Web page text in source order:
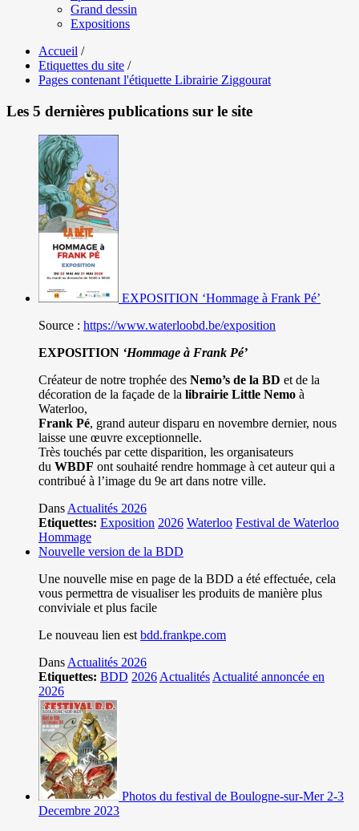
Grand dessin
Expositions
Accueil /
Etiquettes du site /
Pages contenant l'étiquette Librairie Ziggourat
Les 5 dernières publications sur le site
EXPOSITION ‘Hommage à Frank Pé’
Source : https://www.waterloobd.be/exposition
EXPOSITION ‘Hommage à Frank Pé’
Créateur de notre trophée des Nemo’s de la BD et de la
décoration de la façade de la librairie Little Nemo à
Waterloo,
Frank Pé, grand auteur disparu en novembre dernier, nous
laisse une œuvre exceptionnelle.
Très touchés par cette disparition, les organisateurs
du WBDF ont souhaité rendre hommage à cet auteur qui a
contribué à l’image du 9e art dans notre ville.
Dans Actualités 2026
Etiquettes: Exposition 2026 Waterloo Festival de Waterloo
Hommage
Nouvelle version de la BDD
Une nouvelle mise en page de la BDD a été effectuée, cela
vous permettra de visualiser les produits de manière plus
conviviale et plus facile
Le nouveau lien est bdd.frankpe.com
Dans Actualités 2026
Etiquettes: BDD 2026 Actualités Actualité annoncée en
2026
Photos du festival de Boulogne-sur-Mer 2-3
Decembre 2023